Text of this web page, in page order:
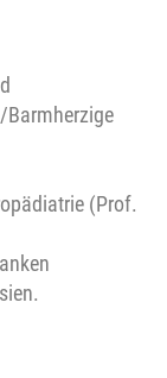
Barmherzige
(Prof.